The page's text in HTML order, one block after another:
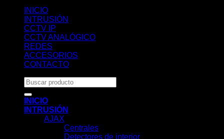
INICIO
INTRUSIÓN
CCTV IP
CCTV ANALÓGICO
REDES
ACCESORIOS
CONTACTO
Buscar
por:
INICIO
INTRUSIÓN
AJAX
Centrales
Detectores de interior